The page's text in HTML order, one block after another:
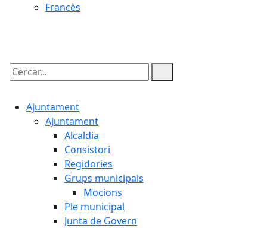
Francès
Cercar:
Ajuntament
Ajuntament
Alcaldia
Consistori
Regidories
Grups municipals
Mocions
Ple municipal
Junta de Govern